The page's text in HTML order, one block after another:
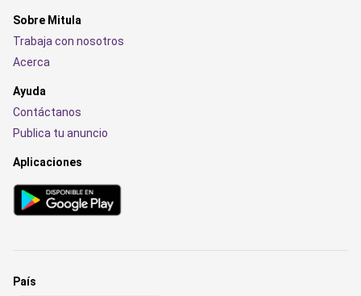
Sobre Mitula
Trabaja con nosotros
Acerca
Ayuda
Contáctanos
Publica tu anuncio
Aplicaciones
País